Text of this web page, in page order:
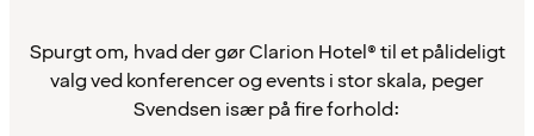
Spurgt om, hvad der gør Clarion Hotel® til et pålideligt
valg ved konferencer og events i stor skala, peger
Svendsen især på fire forhold: